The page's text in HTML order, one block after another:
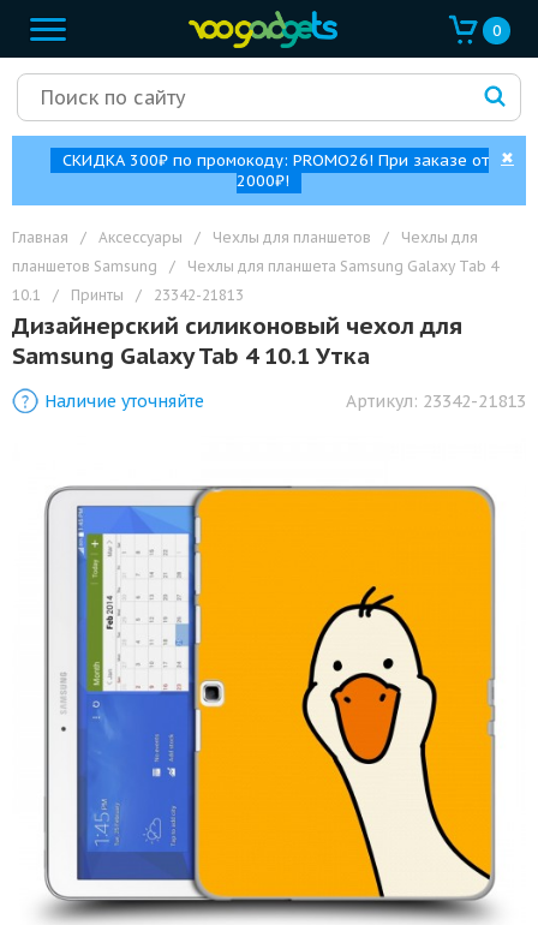
0
СКИДКА 300₽ по промокоду: PROMO26! При заказе от
2000₽!
✖
Главная / Аксессуары / Чехлы для планшетов /
Чехлы для
планшетов Samsung
/
Чехлы для планшета Samsung Galaxy Tab 4
10.1
/ Принты / 23342-21813
Дизайнерский силиконовый чехол для
Samsung Galaxy Tab 4 10.1 Утка
Наличие уточняйте Артикул: 23342-21813